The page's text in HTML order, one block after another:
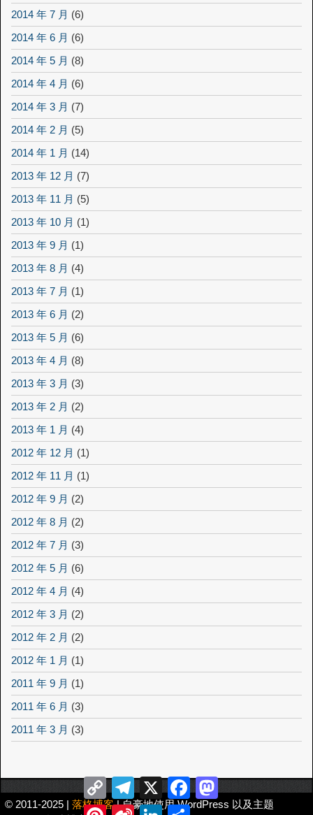
2014 年 7 月 (6)
2014 年 6 月 (6)
2014 年 5 月 (8)
2014 年 4 月 (6)
2014 年 3 月 (7)
2014 年 2 月 (5)
2014 年 1 月 (14)
2013 年 12 月 (7)
2013 年 11 月 (5)
2013 年 10 月 (1)
2013 年 9 月 (1)
2013 年 8 月 (4)
2013 年 7 月 (1)
2013 年 6 月 (2)
2013 年 5 月 (6)
2013 年 4 月 (8)
2013 年 3 月 (3)
2013 年 2 月 (2)
2013 年 1 月 (4)
2012 年 12 月 (1)
2012 年 11 月 (1)
2012 年 9 月 (2)
2012 年 8 月 (2)
2012 年 7 月 (3)
2012 年 5 月 (6)
2012 年 4 月 (4)
2012 年 3 月 (2)
2012 年 2 月 (2)
2012 年 1 月 (1)
2011 年 9 月 (1)
2011 年 6 月 (3)
2011 年 3 月 (3)
© 2011-2025 | 落格博客| 自豪地使用 WordPress 以及主题
Copy
Link
Telegram
X FacebookMastodon
Pinterest
Sina LinkedIn
分